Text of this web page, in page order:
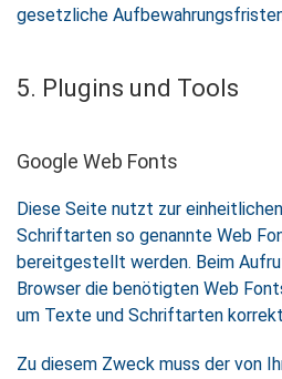
gesetzliche
5. Plugins und Tools
Google Web Fonts
Diese Seite nutzt zur
Schriftarten so genannte Web
bereitgestellt werden. Beim
Browser die benötigten Web
um Texte und Schriftarten
Zu diesem Zweck muss der von